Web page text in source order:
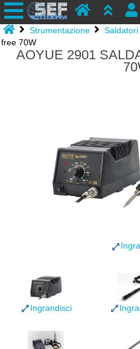
Strumentazione Saldatori
free 70W
AOYUE 2901
Ingrandisci